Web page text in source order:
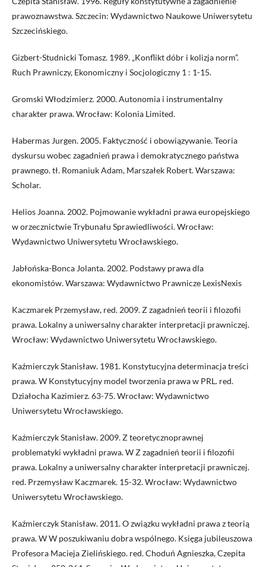
prawoznawstwa. Szczecin: Wydawnictwo Naukowe Uniwersytetu
Szczecińskiego.
Gizbert-Studnicki Tomasz. 1989. „Konflikt dóbr i kolizja norm”.
Ruch Prawniczy, Ekonomiczny i Socjologiczny 1 : 1-15.
Gromski Włodzimierz. 2000. Autonomia i instrumentalny
charakter prawa. Wrocław: Kolonia Limited.
Habermas Jurgen. 2005. Faktyczność i obowiązywanie. Teoria
dyskursu wobec zagadnień prawa i demokratycznego państwa
prawnego. tł. Romaniuk Adam, Marszałek Robert. Warszawa:
Scholar.
Helios Joanna. 2002. Pojmowanie wykładni prawa europejskiego
w orzecznictwie Trybunału Sprawiedliwości. Wrocław:
Wydawnictwo Uniwersytetu Wrocławskiego.
Jabłońska-Bonca Jolanta. 2002. Podstawy prawa dla
ekonomistów. Warszawa: Wydawnictwo Prawnicze LexisNexis
Kaczmarek Przemysław, red. 2009. Z zagadnień teorii i filozofii
prawa. Lokalny a uniwersalny charakter interpretacji prawniczej.
Wrocław: Wydawnictwo Uniwersytetu Wrocławskiego.
Kaźmierczyk Stanisław. 1981. Konstytucyjna determinacja treści
prawa. W Konstytucyjny model tworzenia prawa w PRL. red.
Działocha Kazimierz. 63-75. Wrocław: Wydawnictwo
Uniwersytetu Wrocławskiego.
Kaźmierczyk Stanisław. 2009. Z teoretycznoprawnej
problematyki wykładni prawa. W Z zagadnień teorii i filozofii
prawa. Lokalny a uniwersalny charakter interpretacji prawniczej.
red. Przemysław Kaczmarek. 15-32. Wrocław: Wydawnictwo
Uniwersytetu Wrocławskiego.
Kaźmierczyk Stanisław. 2011. O związku wykładni prawa z teorią
prawa. W W poszukiwaniu dobra wspólnego. Księga jubileuszowa
Profesora Macieja Zielińskiego. red. Choduń Agnieszka, Czepita